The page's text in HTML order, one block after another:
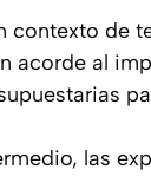
contexto de
acorde al
las